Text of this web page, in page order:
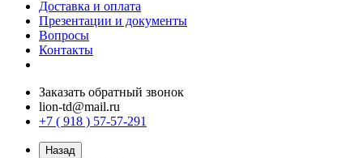
Доставка и оплата
Презентации и документы
Вопросы
Контакты
Заказать обратный звонок
lion-td@mail.ru
+7 ( 918 ) 57-57-291
Назад